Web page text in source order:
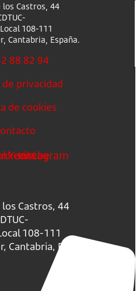
los Castros, 44
108-111
Cantabria, España.
88 82 94
privacidad
de cookies
Youtube
Instagram
Castros, 44
108-111
Cantabria, España.